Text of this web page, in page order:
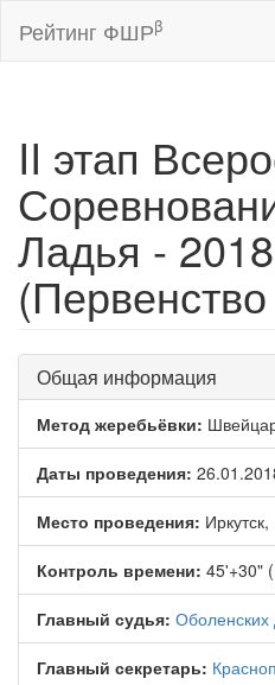
Рейтинг ФШРβ
II этап
Ладья -
Общая информация
Метод жеребьёвки:
Даты проведения:
Место проведения:
Контроль времени: 45'+30"
Главный судья: Оболенских
Главный секретарь: